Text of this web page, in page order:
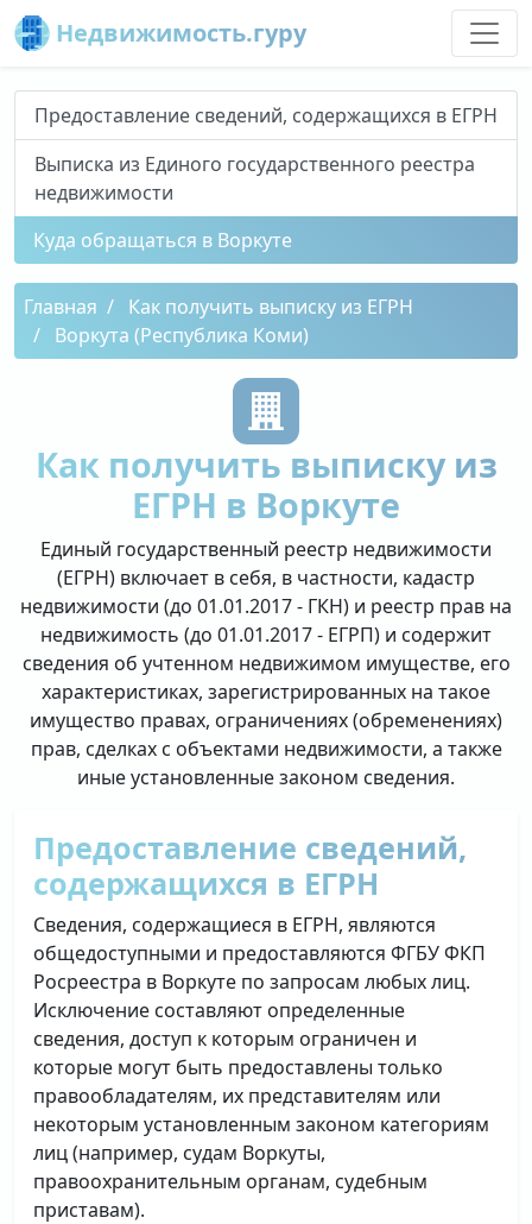
Недвижимость.гуру
Предоставление сведений, содержащихся в ЕГРН
Выписка из Единого государственного реестра
недвижимости
Куда обращаться в Воркуте
Главная
Как получить выписку из ЕГРН
Воркута (Республика Коми)
Как получить выписку из
ЕГРН в Воркуте
Единый государственный реестр недвижимости
(ЕГРН) включает в себя, в частности, кадастр
недвижимости (до 01.01.2017 - ГКН) и реестр прав на
недвижимость (до 01.01.2017 - ЕГРП) и содержит
сведения об учтенном недвижимом имуществе, его
характеристиках, зарегистрированных на такое
имущество правах, ограничениях (обременениях)
прав, сделках с объектами недвижимости, а также
иные установленные законом сведения.
Предоставление сведений,
содержащихся в ЕГРН
Сведения, содержащиеся в ЕГРН, являются
общедоступными и предоставляются ФГБУ ФКП
Росреестра в Воркуте по запросам любых лиц.
Исключение составляют определенные
сведения, доступ к которым ограничен и
которые могут быть предоставлены только
правообладателям, их представителям или
некоторым установленным законом категориям
лиц (например, судам Воркуты,
правоохранительным органам, судебным
приставам).